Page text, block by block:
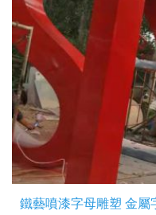
鐵藝噴漆字母雕塑 金屬